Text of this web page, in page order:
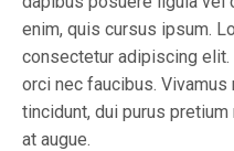
enim, quis cursus ipsum.
consectetur adipiscing
orci nec faucibus.
tincidunt, dui purus
at augue.